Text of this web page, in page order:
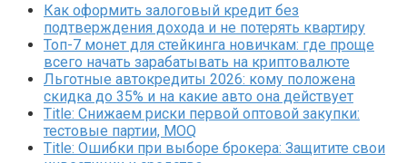
Как оформить залоговый кредит без
подтверждения дохода и не потерять квартиру
Топ-7 монет для стейкинга новичкам: где проще
всего начать зарабатывать на криптовалюте
Льготные автокредиты 2026: кому положена
скидка до 35% и на какие авто она действует
Title: Снижаем риски первой оптовой закупки:
тестовые партии, MOQ
Title: Ошибки при выборе брокера: Защитите свои